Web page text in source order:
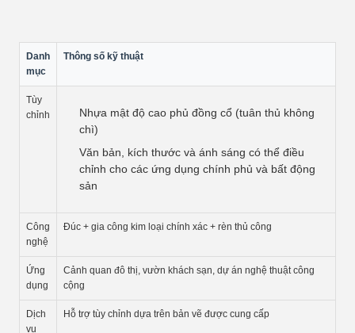
Danh
mục
Thông số kỹ thuật
Tùy
chỉnh
Nhựa mật độ cao phủ đồng cổ (tuân thủ không
chì)
Văn bản, kích thước và ánh sáng có thể điều
chỉnh cho các ứng dụng chính phủ và bất động
sản
Công
nghệ
Đúc + gia công kim loại chính xác + rèn thủ công
Ứng
dụng
Cảnh quan đô thị, vườn khách sạn, dự án nghệ thuật công
cộng
Dịch
vụ
Hỗ trợ tùy chỉnh dựa trên bản vẽ được cung cấp